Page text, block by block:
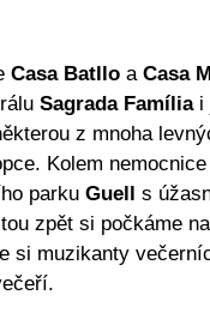
Casa Batllo a Casa
Sagrada Famíliai
z mnoha
Kolem
parku Guell s
zpět si počkáme na
si muzikanty